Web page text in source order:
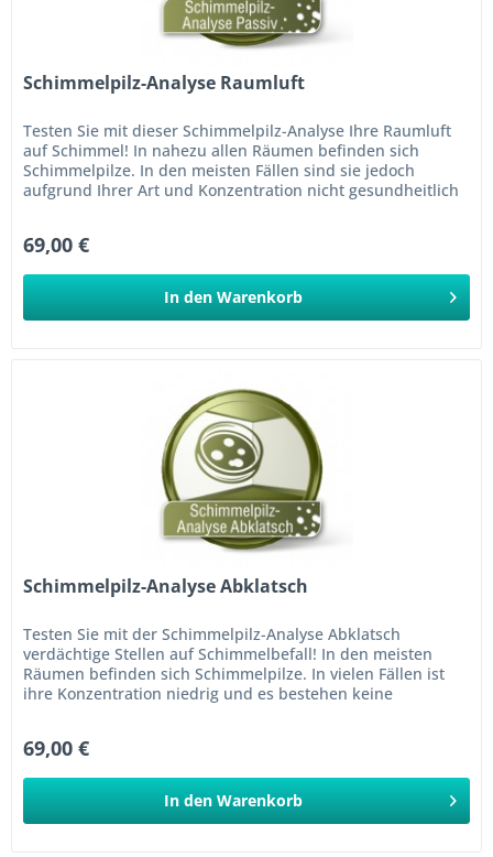
Schimmelpilz-Analyse Raumluft
Testen Sie mit dieser Schimmelpilz-Analyse Ihre Raumluft
auf Schimmel! In nahezu allen Räumen befinden sich
Schimmelpilze. In den meisten Fällen sind sie jedoch
aufgrund Ihrer Art und Konzentration nicht gesundheitlich
69,00 €
In den Warenkorb
Schimmelpilz-Analyse Abklatsch
Testen Sie mit der Schimmelpilz-Analyse Abklatsch
verdächtige Stellen auf Schimmelbefall! In den meisten
Räumen befinden sich Schimmelpilze. In vielen Fällen ist
ihre Konzentration niedrig und es bestehen keine
69,00 €
In den Warenkorb